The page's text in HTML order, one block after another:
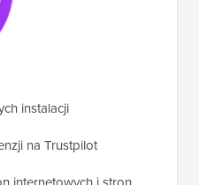
instalacji
na Trustpilot